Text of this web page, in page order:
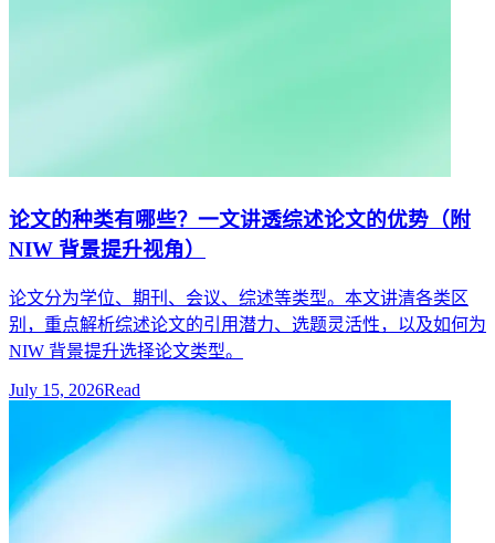
论文的种类有哪些？一文讲透综述论文的优势（附
NIW 背景提升视角）
论文分为学位、期刊、会议、综述等类型。本文讲清各类区
别，重点解析综述论文的引用潜力、选题灵活性，以及如何为
NIW 背景提升选择论文类型。
July 15, 2026Read